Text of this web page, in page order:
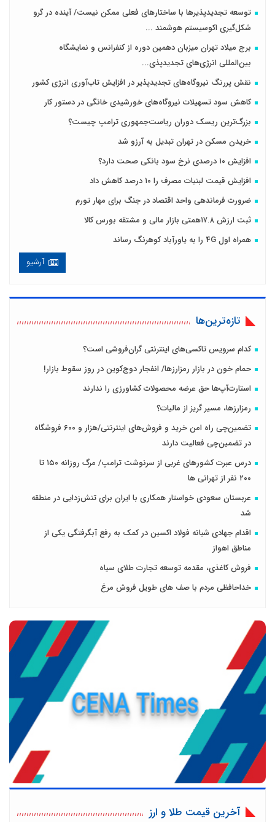
توسعه تجدیدپذیرها با ساختارهای فعلی ممکن نیست/ آینده در گرو
شکل‌گیری اکوسیستم هوشمند ...
برج میلاد تهران میزبان دهمین دوره از کنفرانس و نمایشگاه
بین‌المللی انرژی‌های تجدیدپذی...
نقش پررنگ نیروگاه‌های تجدیدپذیر در افزایش تاب‌آوری انرژی کشور
کاهش سود تسهیلات نیروگاه‌های خورشیدی خانگی در دستور کار
بزرگ‌ترین ریسک دوران ریاست‌جمهوری ترامپ چیست؟
خریدن مسکن در تهران تبدیل به آرزو شد
افزایش ۱۰ درصدی نرخ سود بانکی صحت دارد؟
افزایش قیمت لبنیات مصرف را ۱۰ درصد کاهش داد
ضرورت فرماندهی واحد اقتصاد در جنگ برای مهار تورم
ثبت ارزش ۱۷.۸همتی بازار مالی و مشتقه بورس کالا
همراه اول 4G را به یاورآباد کوهرنگ رساند
آرشیو
تازه‌ترین‌ها
کدام سرویس تاکسی‌های اینترنتی گران‌فروشی است؟
حمام خون در بازار رمزارزها/ انفجار دوج‌کوین در روز سقوط بازار!
استارت‌آپ‌ها حق عرضه محصولات کشاورزی را ندارند
رمزارزها، مسیر گریز از مالیات؟
تضمین‌چی راه امن خرید و فروش‌های اینترنتی/هزار و ۶۰۰ فروشگاه
در تضمین‌چی فعالیت دارند
درس عبرت کشورهای غربی از سرنوشت ترامپ/ مرگ روزانه ۱۵۰ تا
۲۰۰ نفر از تهرانی ها
عربستان سعودی خواستار همکاری با ایران برای تنش‌زدایی در منطقه
شد
اقدام جهادی شبانه فولاد اکسین در کمک به رفع آبگرفتگی یکی از
مناطق اهواز
فروش کاغذی، مقدمه توسعه تجارت طلای سیاه
خداحافظی مردم با صف های طویل فروش مرغ
آخرین قیمت طلا و ارز